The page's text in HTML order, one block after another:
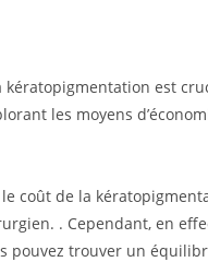
kératopigmentation est
les moyens
coût de la
. Cependant, en
pouvez trouver un